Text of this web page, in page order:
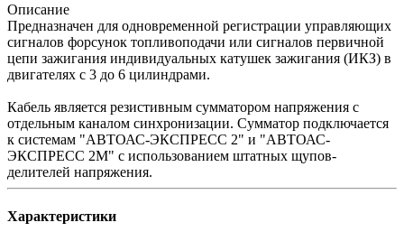
Описание
Предназначен для одновременной регистрации управляющих
сигналов форсунок топливоподачи или сигналов первичной
цепи зажигания индивидуальных катушек зажигания (ИКЗ) в
двигателях с 3 до 6 цилиндрами.
Кабель является резистивным сумматором напряжения с
отдельным каналом синхронизации. Сумматор подключается
к системам "АВТОАС-ЭКСПРЕСС 2" и "АВТОАС-
ЭКСПРЕСС 2М" с использованием штатных щупов-
делителей напряжения.
Характеристики